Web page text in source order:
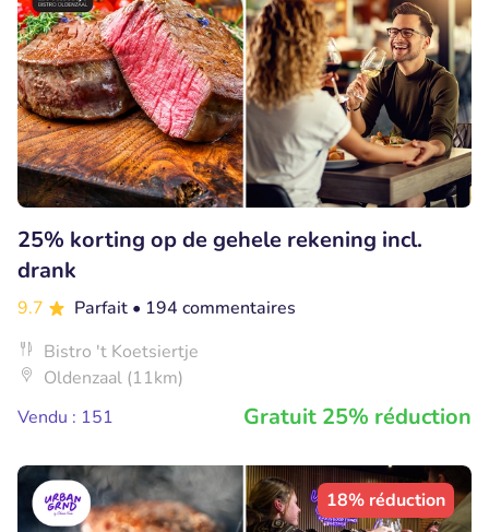
25% korting op de gehele rekening incl.
drank
9.7 Parfait • 194 commentaires
Bistro 't Koetsiertje
Oldenzaal (11km)
Vendu : 151
Gratuit 25% réduction
18% réduction